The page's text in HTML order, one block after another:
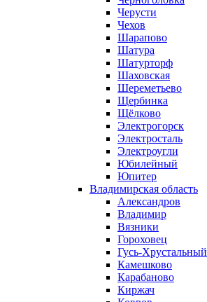
Черусти
Чехов
Шарапово
Шатура
Шатурторф
Шаховская
Шереметьево
Щербинка
Щёлково
Электрогорск
Электросталь
Электроугли
Юбилейный
Юпитер
Владимирская область
Александров
Владимир
Вязники
Гороховец
Гусь-Хрустальный
Камешково
Карабаново
Киржач